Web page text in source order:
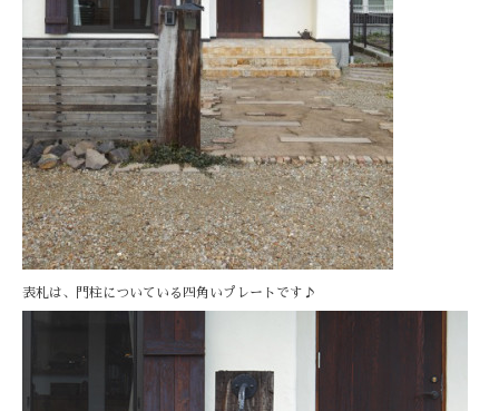
表札は、門柱についている四角いプレートです♪